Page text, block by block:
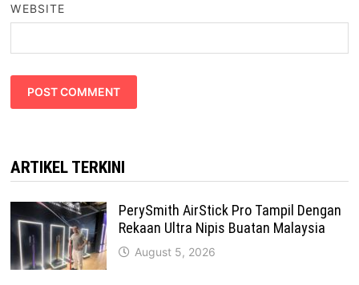
WEBSITE
ARTIKEL TERKINI
PerySmith AirStick Pro Tampil Dengan
Rekaan Ultra Nipis Buatan Malaysia
August 5, 2026